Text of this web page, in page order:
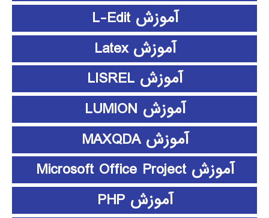
آموزش L-Edit
آموزش Latex
آموزش LISREL
آموزش LUMION
آموزش MAXQDA
آموزش Microsoft Office Project
آموزش PHP